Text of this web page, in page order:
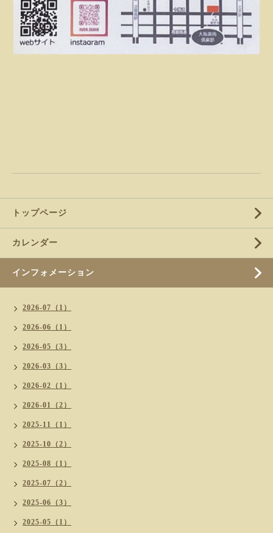
トップページ
カレンダー
インフォメーション
2026-07（1）
2026-06（1）
2026-05（3）
2026-03（3）
2026-02（1）
2026-01（2）
2025-11（1）
2025-10（2）
2025-08（1）
2025-07（2）
2025-06（3）
2025-05（1）